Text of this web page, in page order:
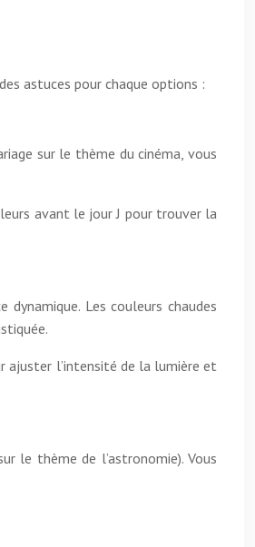
astuces pour chaque options :
sur le thème du cinéma, vous
avant le jour J pour trouver la
Les couleurs chaudes
ajuster l’intensité de la lumière et
le thème de l’astronomie). Vous